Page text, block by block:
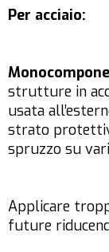
Per acciaio:
strutture in
usata
strato
spruzzo su
Applicare
future